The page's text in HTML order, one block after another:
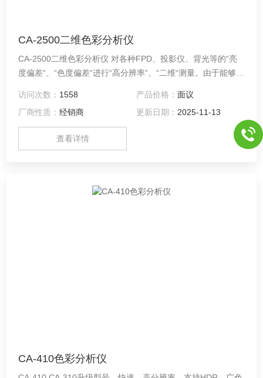
CA-2500二维色彩分析仪
CA-2500二维色彩分析仪 对各种FPD、投影仪、背光等的“亮
度偏差“、“色度偏差“进行“高分辨率“、“二维“测量。由于能够在
发评估、检测等方面发挥重要作用。
访问次数： 1558 产品价格： 面议
厂商性质：经销商 更新日期： 2025-11-13
查看详情
CA-410色彩分析仪